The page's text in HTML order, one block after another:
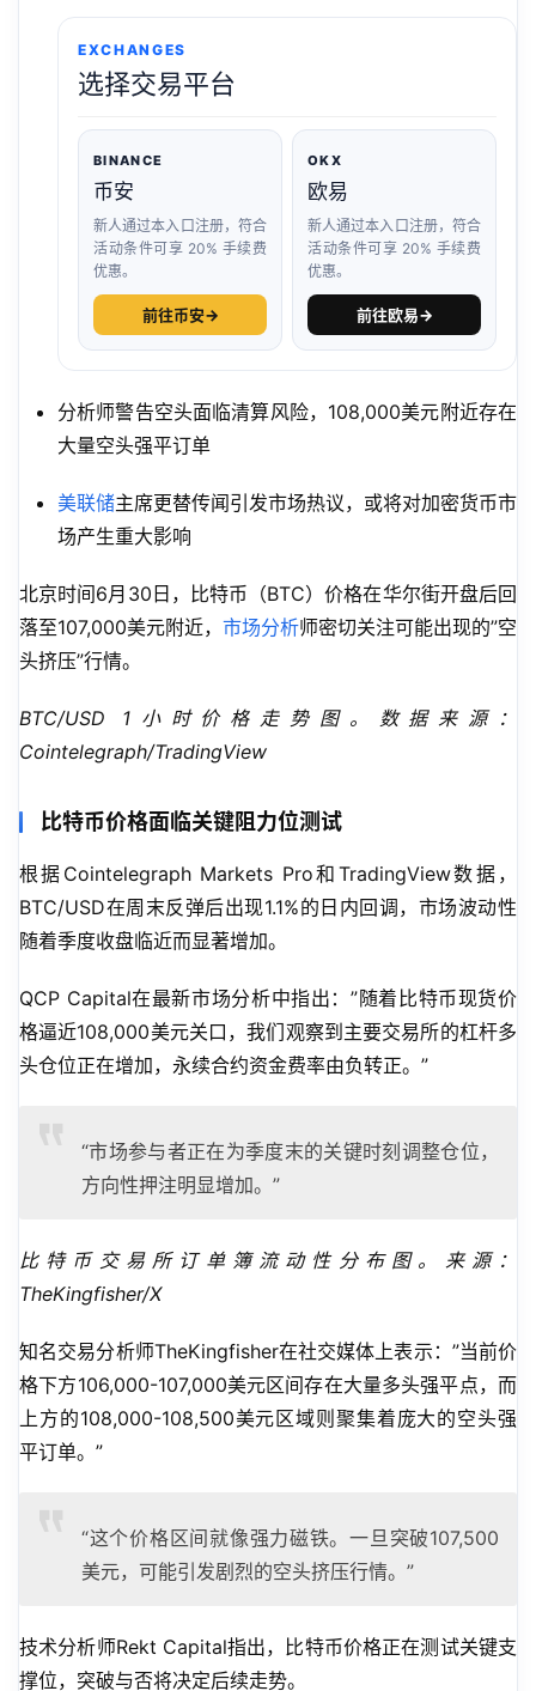
EXCHANGES
选择交易平台
BINANCE
币安
新人通过本入口注册，符合
活动条件可享 20% 手续费
优惠。
前往币安→
OKX
欧易
新人通过本入口注册，符合
活动条件可享 20% 手续费
优惠。
前往欧易→
分析师警告空头面临清算风险，108,000美元附近存在
大量空头强平订单
美联储主席更替传闻引发市场热议，或将对加密货币市
场产生重大影响
北京时间6月30日，比特币（BTC）价格在华尔街开盘后回
落至107,000美元附近， 市场分析师密切关注可能出现的”空
头挤压”行情。
BTC/USD 1小时价格走势图。数据来源：
Cointelegraph/TradingView
比特币价格面临关键阻力位测试
根据Cointelegraph Markets Pro和TradingView数据，
BTC/USD在周末反弹后出现1.1%的日内回调，市场波动性
随着季度收盘临近而显著增加。
QCP Capital在最新市场分析中指出：”随着比特币现货价
格逼近108,000美元关口，我们观察到主要交易所的杠杆多
头仓位正在增加，永续合约资金费率由负转正。”
“市场参与者正在为季度末的关键时刻调整仓位，
方向性押注明显增加。”
比特币交易所订单簿流动性分布图。来源：
TheKingfisher/X
知名交易分析师TheKingfisher在社交媒体上表示：”当前价
格下方106,000-107,000美元区间存在大量多头强平点，而
上方的108,000-108,500美元区域则聚集着庞大的空头强
平订单。”
“这个价格区间就像强力磁铁。一旦突破107,500
美元，可能引发剧烈的空头挤压行情。”
技术分析师Rekt Capital指出，比特币价格正在测试关键支
撑位，突破与否将决定后续走势。